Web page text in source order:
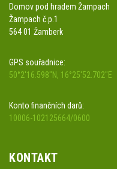
Domov pod hradem Žampach
Žampach č.p.1
564 01 Žamberk
GPS souřadnice:
50°2'16.598"N, 16°25'52.702"E
Konto finančních darů:
10006-102125664/0600
KONTAKT